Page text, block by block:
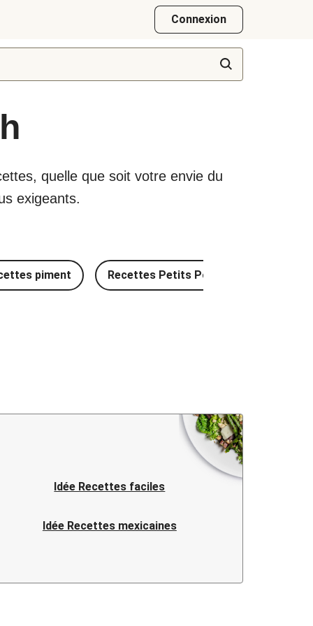
Connexion
quelle que soit votre envie du
exigeants.
piment Recettes Petits Pois
Idée Recettes faciles
Idée Recettes mexicaines